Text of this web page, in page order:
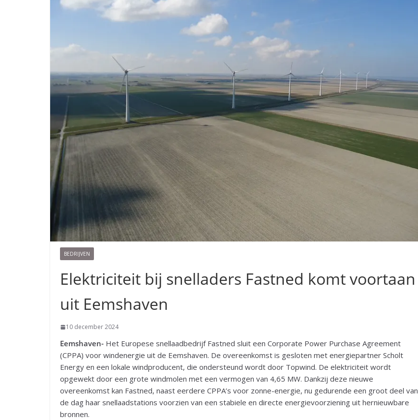
BEDRIJVEN
Elektriciteit bij snelladers Fastned komt voortaan
uit Eemshaven
10 december 2024
Eemshaven- Het Europese snellaadbedrijf Fastned sluit een Corporate Power Purchase Agreement
(CPPA) voor windenergie uit de Eemshaven. De overeenkomst is gesloten met energiepartner Scholt
Energy en een lokale windproducent, die ondersteund wordt door Topwind. De elektriciteit wordt
opgewekt door een grote windmolen met een vermogen van 4,65 MW. Dankzij deze nieuwe
overeenkomst kan Fastned, naast eerdere CPPA’s voor zonne-energie, nu gedurende een groot deel van
de dag haar snellaadstations voorzien van een stabiele en directe energievoorziening uit hernieuwbare
bronnen.